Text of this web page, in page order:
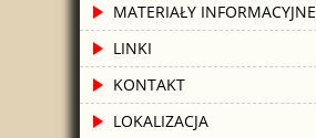
MATERIAŁY INFORMACYJNE
LINKI
KONTAKT
LOKALIZACJA